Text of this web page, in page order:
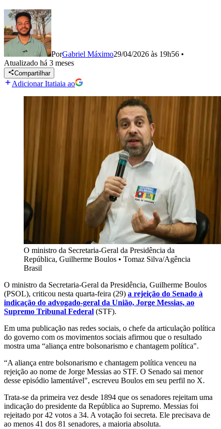
PorGabriel Máximo29/04/2026 às 19h56 •
Atualizado há 3 meses
Compartilhar
Adicionar Itatiaia ao
O ministro da Secretaria-Geral da Presidência da
República, Guilherme Boulos • Tomaz Silva/Agência
Brasil
O ministro da Secretaria-Geral da Presidência, Guilherme Boulos
(PSOL), criticou nesta quarta-feira (29) a rejeição do Senado à
indicação do advogado-geral da União, Jorge Messias, ao
Supremo Tribunal Federal (STF).
Em uma publicação nas redes sociais, o chefe da articulação política
do governo com os movimentos sociais afirmou que o resultado
mostra uma “aliança entre bolsonarismo e chantagem política".
“A aliança entre bolsonarismo e chantagem política venceu na
rejeição ao nome de Jorge Messias ao STF. O Senado sai menor
desse episódio lamentável", escreveu Boulos em seu perfil no X.
Trata-se da primeira vez desde 1894 que os senadores rejeitam uma
indicação do presidente da República ao Supremo. Messias foi
rejeitado por 42 votos a 34. A votação foi secreta. Ele precisava de
ao menos 41 dos 81 senadores, a maioria absoluta.